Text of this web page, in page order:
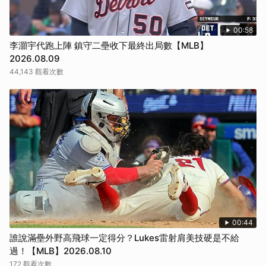
00:58
李灝宇代跑上陣 鎮守二壘收下最終出局數【MLB】
2026.08.09
44,143 觀看次數
00:44
誰說滿壘外野高飛球一定得分？Lukes雷射肩美技硬是不給
過！【MLB】2026.08.10
172 觀看次數